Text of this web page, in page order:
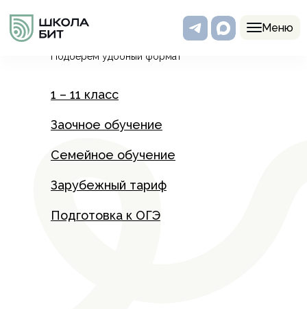
Меню
Подберем удобный формат
Программы
Подготовка к ОГЭ
Семейное обучение
Заочное обучение
1 – 11 класс
Зарубежный тариф